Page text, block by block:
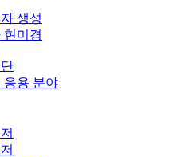
생성
현미경
응용 분야